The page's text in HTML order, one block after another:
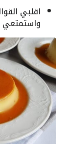
اقلبي
واستمتعي